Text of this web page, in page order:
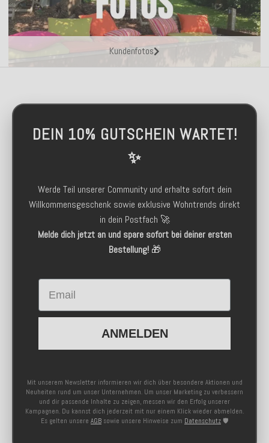
Kundenfotos
DEIN 10% GUTSCHEIN WARTET!
✨
Werde Teil unserer Community und erhalte sofort dein
Willkommensgeschenk sowie exklusive Wohntrends direkt
in dein Postfach 🚀
Melde dich jetzt an und spare sofort bei deiner ersten
Bestellung!🎁
Email
ANMELDEN
Mit unserem Newsletter informieren wir dich über besondere Aktionen und
Neuheiten rund um unser Unternehmen. Um unser Marketing zu verbessern
und dir passende Inhalte zu zeigen, messen wir den Erfolg unserer
Kampagnen. Du kannst dich jederzeit mit nur einem Klick wieder abmelden.
Es gelten unsere AGB sowie unsere Hinweise zum Datenschutz 🛡️